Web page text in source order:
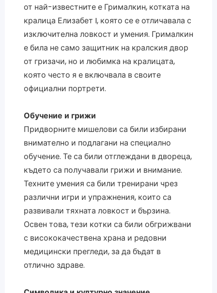
от най-известните е Грималкин, котката на
кралица Елизабет I, която се е отличавала с
изключителна ловкост и умения. Грималкин
е била не само защитник на кралския двор
от гризачи, но и любимка на кралицата,
която често я е включвала в своите
официални портрети.
Обучение и грижи
Придворните мишелови са били избирани
внимателно и подлагани на специално
обучение. Те са били отглеждани в двореца,
където са получавали грижи и внимание.
Техните умения са били тренирани чрез
различни игри и упражнения, които са
развивали тяхната ловкост и бързина.
Освен това, тези котки са били обгрижвани
с висококачествена храна и редовни
медицински прегледи, за да бъдат в
отлично здраве.